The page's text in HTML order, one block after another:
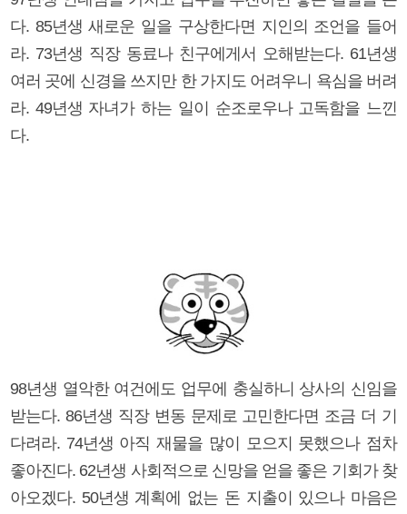
다. 85년생 새로운 일을 구상한다면 지인의 조언을 들어
라. 73년생 직장 동료나 친구에게서 오해받는다. 61년생
여러 곳에 신경을 쓰지만 한 가지도 어려우니 욕심을 버려
라. 49년생 자녀가 하는 일이 순조로우나 고독함을 느낀
다.
98년생 열악한 여건에도 업무에 충실하니 상사의 신임을
받는다. 86년생 직장 변동 문제로 고민한다면 조금 더 기
다려라. 74년생 아직 재물을 많이 모으지 못했으나 점차
좋아진다. 62년생 사회적으로 신망을 얻을 좋은 기회가 찾
아오겠다. 50년생 계획에 없는 돈 지출이 있으나 마음은